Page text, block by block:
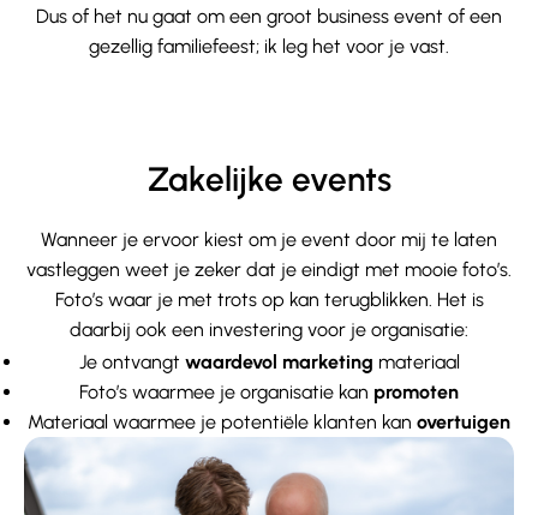
Dus of het nu gaat om een groot business event of een
gezellig familiefeest; ik leg het voor je vast.
Zakelijke events
Wanneer je ervoor kiest om je event door mij te laten
vastleggen weet je zeker dat je eindigt met mooie foto’s.
Foto’s waar je met trots op kan terugblikken. Het is
daarbij ook een investering voor je organisatie:
Je ontvangt waardevol marketing materiaal
Foto’s waarmee je organisatie kan promoten
Materiaal waarmee je potentiële klanten kan overtuigen